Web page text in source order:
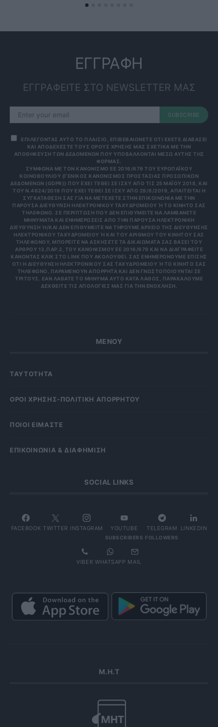
ΕΓΓΡΑΦΗ
ΕΓΓΡΑΦΕΙΤΕ ΣΤΟ NEWSLETTER ΜΑΣ
SUBSCRIBE
ΕΠΙΛΕΓΟΝΤΑΣ ΑΥΤΟ ΤΟ ΠΛΑΙΣΙΟ, ΕΠΙΒΕΒΑΙΩΝΕΤΕ ΟΤΙ ΕΧΕΤΕ ΔΙΑΒΑΣΕΙ
ΚΑΙ ΑΠΟΔΕΧΕΣΤΕ ΤΟΥΣ ΟΡΟΥΣ ΧΡΗΣΗΣ ΜΑΣ ΣΧΕΤΙΚΑ ΜΕ ΤΗΝ
ΑΠΟΘΗΚΕΥΣΗ ΤΩΝ ΔΕΔΟΜΕΝΩΝ ΠΟΥ ΥΠΟΒΑΛΛΟΝΤΑΙ ΜΕΣΩ ΑΥΤΗΣ ΤΗΣ
ΦΟΡΜΑΣ.
ΣΎΜΦΩΝΑ ΜΕ ΤΟΝ ΚΑΝΟΝΙΣΜΌ ΕΕ 2016/679 ΤΟΥ ΕΥΡΩΠΑΪΚΟΎ
ΚΟΙΝΟΒΟΥΛΊΟΥ {ΓΕΝΙΚΌΣ ΚΑΝΟΝΙΣΜΌΣ ΠΡΟΣΤΑΣΊΑΣ ΠΡΟΣΩΠΙΚΏΝ
ΔΕΔΟΜΈΝΩΝ (GDPR)} ΠΟΥ ΈΧΕΙ ΤΕΘΕΊ ΣΕ ΙΣΧΎ ΑΠΌ ΤΙΣ 25 ΜΑΪ́ΟΥ 2018, ΚΑΙ
ΤΟΥ Ν.4624/2019 ΠΟΥ ΈΧΕΙ ΤΕΘΕΊ ΣΕ ΙΣΧΎ ΑΠΌ 29/8/2019, ΑΠΑΙΤΕΊΤΑΙ Η
ΣΥΓΚΑΤΆΘΕΣΉ ΣΑΣ ΓΙΑ ΝΑ ΜΕΤΈΧΕΤΕ ΣΤΗΝ ΕΠΙΚΟΙΝΩΝΊΑ ΜΕ ΤΗΝ
ΠΑΡΟΎΣΑ ΔΙΕΎΘΥΝΣΗ ΗΛΕΚΤΡΟΝΙΚΟΎ ΤΑΧΥΔΡΟΜΕΊΟΥ Ή ΤΟ ΚΙΝΗΤΌ ΣΑΣ Τ
ΗΛΈΦΩΝΟ. ΣΕ ΠΕΡΊΠΤΩΣΗ ΠΟΥ ΔΕΝ ΕΠΙΘΥΜΕΊΤΕ ΝΑ ΛΑΜΒΆΝΕΤΕ Μ
ΗΝΎΜΑΤΑ ΚΑΙ ΕΝΗΜΕΡΏΣΕΙΣ ΑΠΌ ΤΗΝ ΠΑΡΟΎΣΑ ΗΛΕΚΤΡΟΝΙΚΉ Δ
ΙΕΎΘΥΝΣΗ Ή/ΚΑΙ ΔΕΝ ΕΠΙΘΥΜΕΊΤΕ ΝΑ ΤΗΡΟΎΜΕ ΑΡΧΕΊΟ ΤΗΣ ΔΙΕΎΘΥΝΣΗΣ ΗΛ
ΕΚΤΡΟΝΙΚΟΎ ΤΑΧΥΔΡΟΜΕΊΟΥ Ή ΚΑΙ ΤΟΥ ΑΡΙΘΜΟΎ ΤΟΥ ΚΙΝΗΤΟΎ ΣΑΣ ΤΗΛ
ΕΦΏΝΟΥ, ΜΠΟΡΕΊΤΕ ΝΑ ΑΣΚΉΣΕΤΕ ΤΑ ΔΙΚΑΙΏΜΑΤΆ ΣΑΣ ΒΆΣΕΙ ΤΟΥ ΆΡΘ
ΡΟΥ 13,ΠΑΡ.2, ΤΟΥ ΚΑΝΟΝΙΣΜΟΎ ΕΕ 2016/679 ΚΑΙ ΝΑ ΔΙΑΓΡΑΦΕΊΤΕ ΚΆΝ
ΟΝΤΑΣ ΚΛΙΚ ΣΤΟ LINK ΠΟΥ ΑΚΟΛΟΥΘΕΊ. ΣΑΣ ΕΝΗΜΕΡΏΝΟΥΜΕ ΕΠΊΣΗΣ ΌΤΙ
Η ΔΙΕΎΘΥΝΣΗ ΗΛΕΚΤΡΟΝΙΚΟΎ ΣΑΣ ΤΑΧΥΔΡΟΜΕΊΟΥ Ή ΤΟ ΚΙΝΗΤΌ ΣΑΣ ΤΗΛΈ
ΦΩΝΟ, ΠΑΡΑΜΈΝΟΥΝ ΑΠΌΡΡΗΤΑ ΚΑΙ ΔΕΝ ΓΝΩΣΤΟΠΟΙΟΎΝΤΑΙ ΣΕ ΤΡΊΤ
ΟΥΣ. ΕΆΝ ΛΆΒΑΤΕ ΤΟ ΜΉΝΥΜΑ ΑΥΤΌ ΚΑΤΆ ΛΆΘΟΣ, ΠΑΡΑΚΑΛΟΎΜΕ ΔΕΧΘ
ΕΊΤΕ ΤΙΣ ΑΠΟΛΟΓΊΕΣ ΜΑΣ ΓΙΑ ΤΗΝ ΕΝΌΧΛΗΣΗ.
ΜΕΝΟΥ
ΤΑΥΤΟΤΗΤΑ
OΡΟΙ ΧΡΗΣΗΣ-ΠΟΛΙΤΙΚΗ ΑΠΟΡΡΗΤΟΥ
ΠΟΙΟΙ ΕΙΜΑΣΤΕ
ΕΠΙΚΟΙΝΩΝΙΑ & ΔΙΑΦΗΜΙΣΗ
SOCIAL LINKS
FACEBOOK TWITTER INSTAGRAM YOUTUBE
SUBSCRIBERS
TELEGRAM
FOLLOWERS
LINKEDIN
VIBER WHATSAPP MAIL
Μ.Η.Τ